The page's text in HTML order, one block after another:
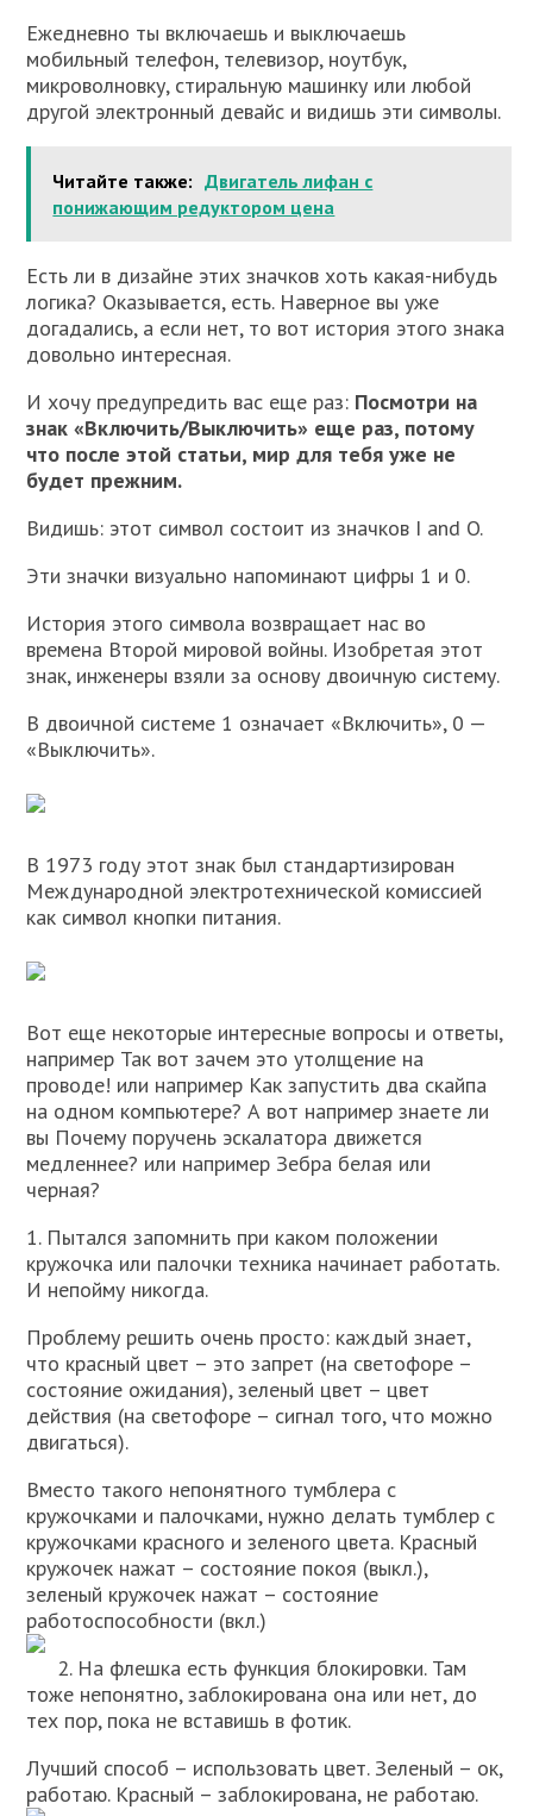
Ежедневно ты включаешь и выключаешь
мобильный телефон, телевизор, ноутбук,
микроволновку, стиральную машинку или любой
другой электронный девайс и видишь эти символы.
Читайте также: Двигатель лифан с
понижающим редуктором цена
Есть ли в дизайне этих значков хоть какая-нибудь
логика? Оказывается, есть. Наверное вы уже
догадались, а если нет, то вот история этого знака
довольно интересная.
И хочу предупредить вас еще раз: Посмотри на
знак «Включить/Выключить» еще раз, потому
что после этой статьи, мир для тебя уже не
будет прежним.
Видишь: этот символ состоит из значков I and O.
Эти значки визуально напоминают цифры 1 и 0.
История этого символа возвращает нас во
времена Второй мировой войны. Изобретая этот
знак, инженеры взяли за основу двоичную систему.
В двоичной системе 1 означает «Включить», 0 —
«Выключить».
В 1973 году этот знак был стандартизирован
Международной электротехнической комиссией
как символ кнопки питания.
Вот еще некоторые интересные вопросы и ответы,
например Так вот зачем это утолщение на
проводе! или например Как запустить два скайпа
на одном компьютере? А вот например знаете ли
вы Почему поручень эскалатора движется
медленнее? или например Зебра белая или
черная?
1. Пытался запомнить при каком положении
кружочка или палочки техника начинает работать.
И непойму никогда.
Проблему решить очень просто: каждый знает,
что красный цвет – это запрет (на светофоре –
состояние ожидания), зеленый цвет – цвет
действия (на светофоре – сигнал того, что можно
двигаться).
Вместо такого непонятного тумблера с
кружочками и палочками, нужно делать тумблер с
кружочками красного и зеленого цвета. Красный
кружочек нажат – состояние покоя (выкл.),
зеленый кружочек нажат – состояние
работоспособности (вкл.)
2. На флешка есть функция блокировки. Там
тоже непонятно, заблокирована она или нет, до
тех пор, пока не вставишь в фотик.
Лучший способ – использовать цвет. Зеленый – ок,
работаю. Красный – заблокирована, не работаю.